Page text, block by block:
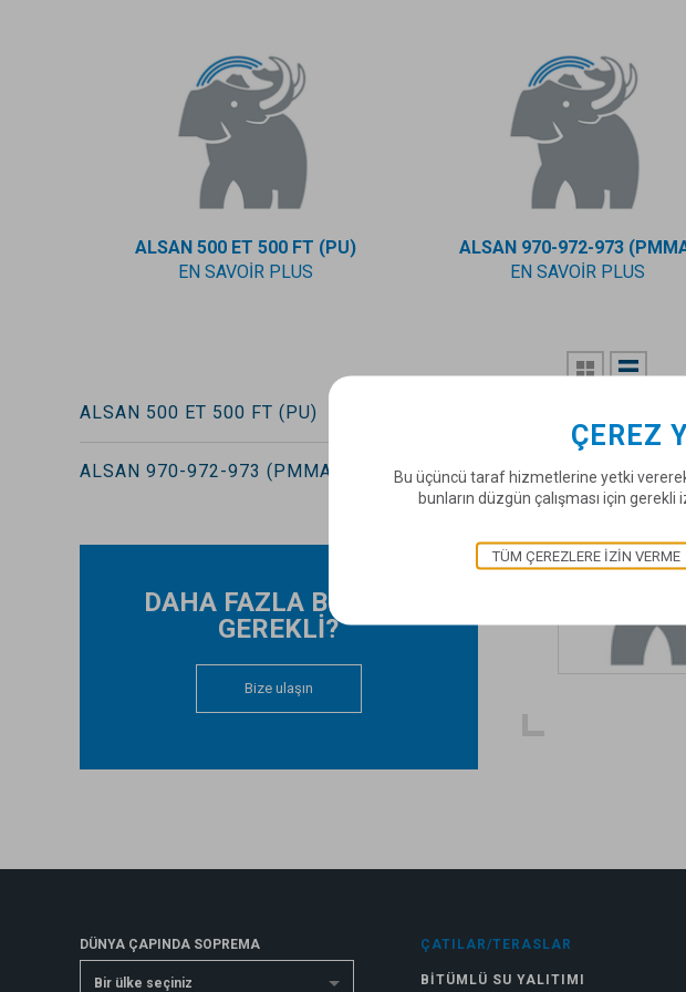
ALSAN 500 ET 500 FT (PU)
EN SAVOIR PLUS
ALSAN 970-972-973
EN SAVOIR PLUS
ALSAN 500 ET 500 FT (PU)
ALSAN 970-972-973 (PMMA)
DAHA FAZLA BİLGİ Mİ
GEREKLİ?
Bize ulaşın
DÜNYA ÇAPINDA SOPREMA
Bir ülke seçiniz
ÇATILAR/TERASLAR
BITÜMLÜ SU YALITIMI
ÇEREZ
Bu üçüncü taraf hizmetlerine yetki
bunların düzgün çalışması için
TÜM ÇEREZLERE IZIN VERME